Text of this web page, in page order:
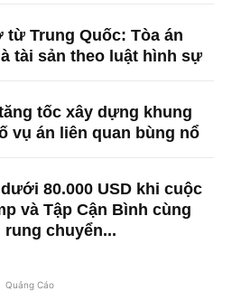
Trung Quốc: Tòa án
tài sản theo luật hình sự
tốc xây dựng khung
vụ án liên quan bùng nổ
80.000 USD khi cuộc
và Tập Cận Bình cùng
chuyển...
Quảng Cáo